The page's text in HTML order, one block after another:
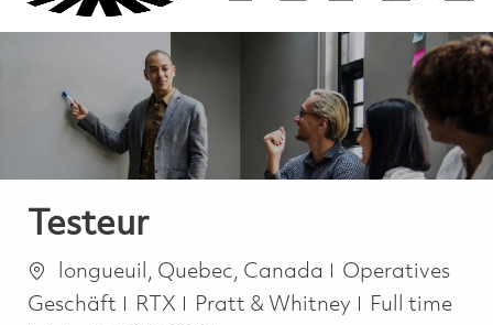
Testeur
Ort longueuil, Quebec, Canada Kategorie
Operatives
Geschäft
RTX Pratt & Whitney Job Type
Full time